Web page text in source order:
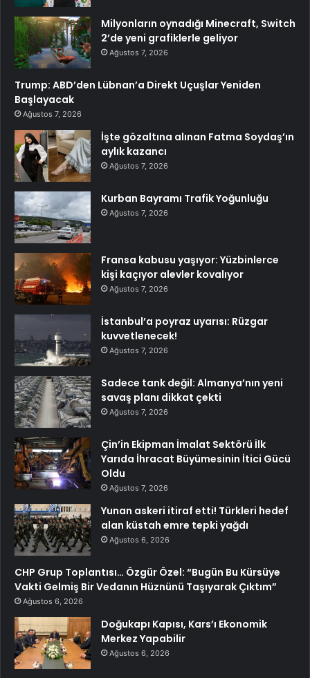
Milyonların oynadığı Minecraft, Switch
2’de yeni grafiklerle geliyor
Ağustos 7, 2026
Trump: ABD’den Lübnan’a Direkt Uçuşlar Yeniden
Başlayacak
Ağustos 7, 2026
İşte gözaltına alınan Fatma Soydaş’ın
aylık kazancı
Ağustos 7, 2026
Kurban Bayramı Trafik Yoğunluğu
Ağustos 7, 2026
Fransa kabusu yaşıyor: Yüzbinlerce
kişi kaçıyor alevler kovalıyor
Ağustos 7, 2026
İstanbul’a poyraz uyarısı: Rüzgar
kuvvetlenecek!
Ağustos 7, 2026
Sadece tank değil: Almanya’nın yeni
savaş planı dikkat çekti
Ağustos 7, 2026
Çin’in Ekipman İmalat Sektörü İlk
Yarıda İhracat Büyümesinin İtici Gücü
Oldu
Ağustos 7, 2026
Yunan askeri itiraf etti! Türkleri hedef
alan küstah emre tepki yağdı
Ağustos 6, 2026
CHP Grup Toplantısı… Özgür Özel: “Bugün Bu Kürsüye
Vakti Gelmiş Bir Vedanın Hüznünü Taşıyarak Çıktım”
Ağustos 6, 2026
Doğukapı Kapısı, Kars’ı Ekonomik
Merkez Yapabilir
Ağustos 6, 2026